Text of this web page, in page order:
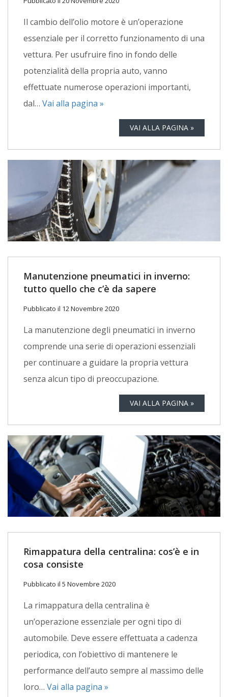
Il cambio dell’olio motore è un’operazione
essenziale per il corretto funzionamento di una
vettura. Per usufruire fino in fondo delle
potenzialità della propria auto, vanno
effettuate numerose operazioni importanti,
dal… Vai alla pagina »
VAI ALLA PAGINA »
Manutenzione pneumatici in inverno:
tutto quello che c’è da sapere
Pubblicato il 12 Novembre 2020
La manutenzione degli pneumatici in inverno
comprende una serie di operazioni essenziali
per continuare a guidare la propria vettura
senza alcun tipo di preoccupazione.
VAI ALLA PAGINA »
Rimappatura della centralina: cos’è e in
cosa consiste
Pubblicato il 5 Novembre 2020
La rimappatura della centralina è
un’operazione essenziale per ogni tipo di
automobile. Deve essere effettuata a cadenza
periodica, con l’obiettivo di mantenere le
performance dell’auto sempre al massimo delle
loro… Vai alla pagina »